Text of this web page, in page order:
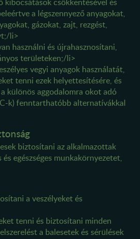
kibocsátások csökkentésével és
a légszennyező anyagokat,
gázokat, zajt, rezgést,
li>
használni és újrahasznosítani,
területeken;/li>
vegyi anyagok használatát,
tenni ezek helyettesítésére, és
különös aggodalomra okot adó
k) fenntarthatóbb alternatívákkal
biztosítani az alkalmazottak
egészséges munkakörnyezetet,
a veszélyeket és
tenni és biztosítani minden
a balesetek és sérülések